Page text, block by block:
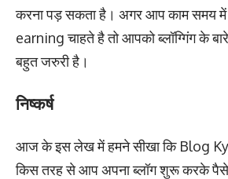
करना पड़ सकता है। अगर आप काम समय
earning चाहते है तो आपको ब्लॉग्गिंग के बारे
बहुत जरुरी है।
निष्कर्ष
आज के इस लेख में हमने सीखा कि Blog
किस तरह से आप अपना ब्लॉग शुरू करके